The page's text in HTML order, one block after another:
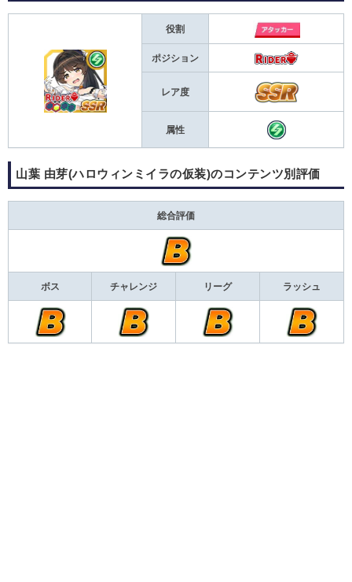
役割
ポジション
レア度
属性
山葉 由芽(ハロウィンミイラの仮装)のコンテンツ別評価
総合評価
ボス チャレンジ リーグ ラッシュ